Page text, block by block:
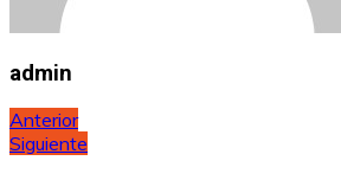
admin
Navegación
de
Anterior
Siguiente